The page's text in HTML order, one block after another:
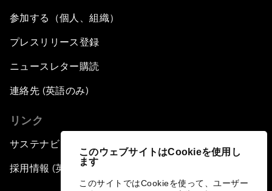
このウェブサイトはCookieを使用し
ます
このサイトではCookieを使って、ユーザー
参加する（個人、組織）
プレスリリース登録
ニュースレター購読
連絡先 (英語のみ)
リンク
サステナビリティへの取り組み
採用情報 (英語のみ)